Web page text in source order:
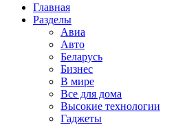
Главная
Разделы
Авиа
Авто
Беларусь
Бизнес
В мире
Все для дома
Высокие технологии
Гаджеты